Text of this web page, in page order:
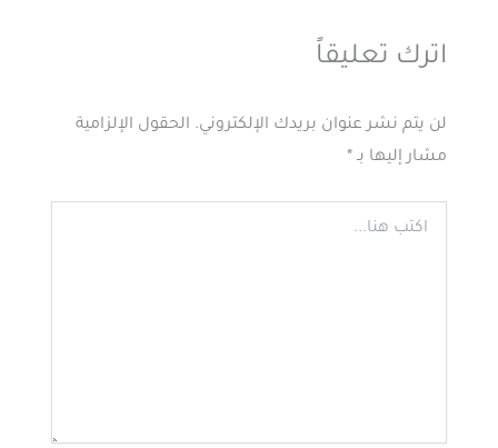
اترك تعليقاً
لن يتم نشر عنوان بريدك الإلكتروني. الحقول الإلزامية
مشار إليها بـ*
هنا...